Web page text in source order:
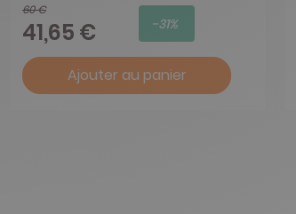
60 €
41,65 € -31%
Ajouter au panier